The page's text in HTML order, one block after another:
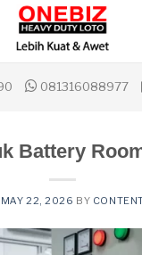
081316088977
Battery
MAY 22, 2026 BY